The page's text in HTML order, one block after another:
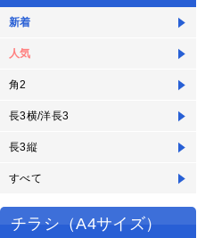
新着
人気
角2
長3横/洋長3
長3縦
すべて
チラシ（A4サイズ）